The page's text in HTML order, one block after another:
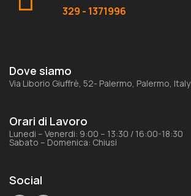
329 - 1371996
Dove siamo
Via Liborio Giuffrè, 52- Palermo, Palermo, Italy
Orari di Lavoro
Lunedi – Venerdi: 9:00 – 13:30 / 16:00-18:30
Sabato – Domenica: Chiusi
Social